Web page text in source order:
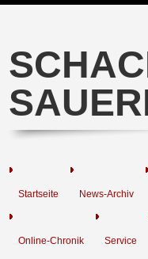
Startseite News-Archiv
Online-Chronik Service